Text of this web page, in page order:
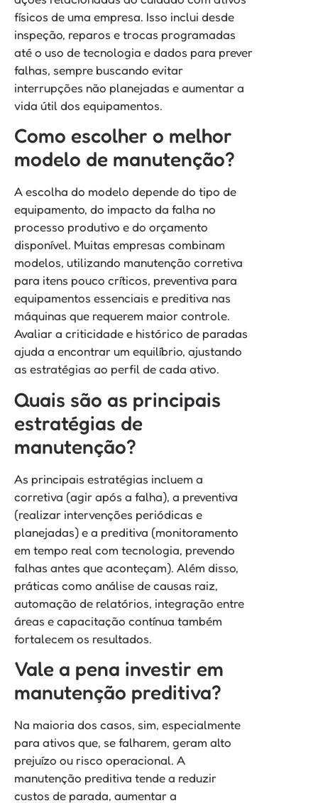
físicos de uma empresa. Isso inclui desde
inspeção, reparos e trocas programadas
até o uso de tecnologia e dados para prever
falhas, sempre buscando evitar
interrupções não planejadas e aumentar a
vida útil dos equipamentos.
Como escolher o melhor
modelo de manutenção?
A escolha do modelo depende do tipo de
equipamento, do impacto da falha no
processo produtivo e do orçamento
disponível. Muitas empresas combinam
modelos, utilizando manutenção corretiva
para itens pouco críticos, preventiva para
equipamentos essenciais e preditiva nas
máquinas que requerem maior controle.
Avaliar a criticidade e histórico de paradas
ajuda a encontrar um equilíbrio, ajustando
as estratégias ao perfil de cada ativo.
Quais são as principais
estratégias de
manutenção?
As principais estratégias incluem a
corretiva (agir após a falha), a preventiva
(realizar intervenções periódicas e
planejadas) e a preditiva (monitoramento
em tempo real com tecnologia, prevendo
falhas antes que aconteçam). Além disso,
práticas como análise de causas raiz,
automação de relatórios, integração entre
áreas e capacitação contínua também
fortalecem os resultados.
Vale a pena investir em
manutenção preditiva?
Na maioria dos casos, sim, especialmente
para ativos que, se falharem, geram alto
prejuízo ou risco operacional. A
manutenção preditiva tende a reduzir
custos de parada, aumentar a